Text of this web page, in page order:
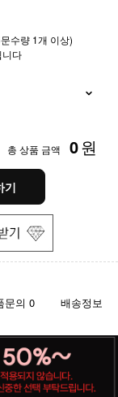
수량 1개 이상)
다
총 상품 금액 0원
기
문의 0 배송정보